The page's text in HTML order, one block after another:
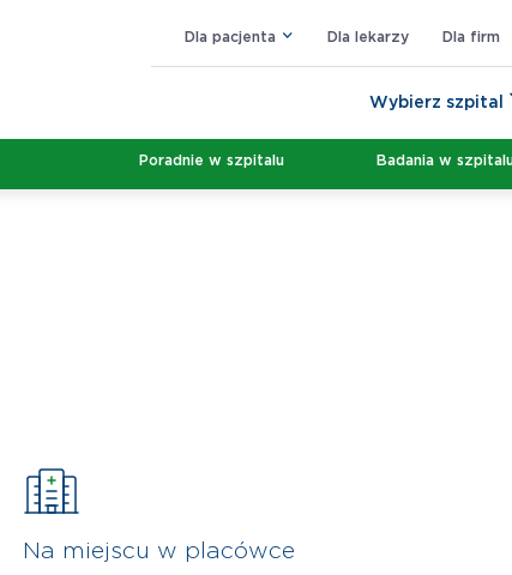
Dla pacjenta Dla lekarzy Dla firm
Wybierz szpital
Poradnie w szpitalu Badania w
Na miejscu w placówce